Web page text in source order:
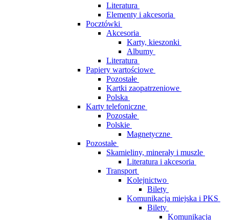
Literatura
Elementy i akcesoria
Pocztówki
Akcesoria
Karty, kieszonki
Albumy
Literatura
Papiery wartościowe
Pozostałe
Kartki zaopatrzeniowe
Polska
Karty telefoniczne
Pozostałe
Polskie
Magnetyczne
Pozostałe
Skamieliny, minerały i muszle
Literatura i akcesoria
Transport
Kolejnictwo
Bilety
Komunikacja miejska i PKS
Bilety
Komunikacja